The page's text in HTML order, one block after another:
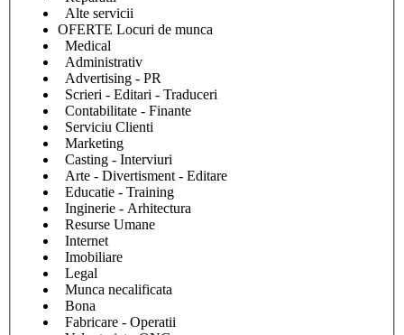
Alte servicii
OFERTE Locuri de munca
Medical
Administrativ
Advertising - PR
Scrieri - Editari - Traduceri
Contabilitate - Finante
Serviciu Clienti
Marketing
Casting - Interviuri
Arte - Divertisment - Editare
Educatie - Training
Inginerie - Arhitectura
Resurse Umane
Internet
Imobiliare
Legal
Munca necalificata
Bona
Fabricare - Operatii